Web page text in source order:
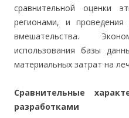
сравнительной оценки
регионами, и проведения
вмешательства.
использования базы
материальных затрат на
Сравнительные
разработками